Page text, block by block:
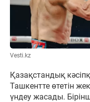
Vesti.kz
Қазақстандық
Ташкентте өтетін
үндеу жасады.